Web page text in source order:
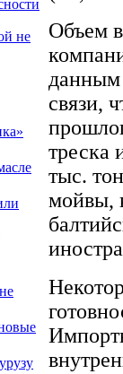
не
Объем
данным
связи,
треска
тыс.
мойвы,